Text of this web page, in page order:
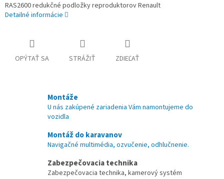
RAS2600 redukčné podložky reproduktorov Renault
Detailné informácie
OPÝTAŤ SA STRÁŽIŤ ZDIEĽAŤ
Montáže
U nás zakúpené zariadenia Vám namontujeme do
vozidla
Montáž do karavanov
Navigačné multimédia, ozvučenie, odhlučnenie.
Zabezpečovacia technika
Zabezpečovacia technika, kamerový systém